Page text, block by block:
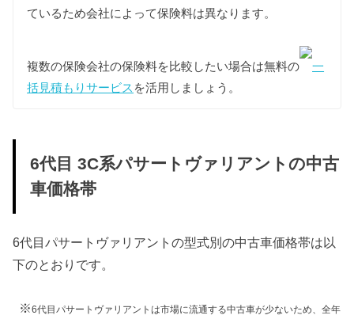
3CBWSF 66,500円
重量税
重量税は車両重量によって異なります。
型パサートヴァリアントは1500〜2000kgの課税クラ
スに該当します。
複数の課税クラスが混在する3CBZB/3CCDA型パサー
また新車登録後13年以上が経過する一部の年式の6代
目パサートヴァリアントについては環境負荷の観点
ているため会社によって保険料は異なります。
複数の保険会社の保険料を比較したい場合は無料の
一
括見積もりサービス を活用しましょう。
6代目 3C系パサートヴァリアントの中古
車価格帯
6代目パサートヴァリアントの型式別の中古車価格帯は以
下のとおりです。
※6代目パサートヴァリアントは市場に流通する中古車が少ないため、全年